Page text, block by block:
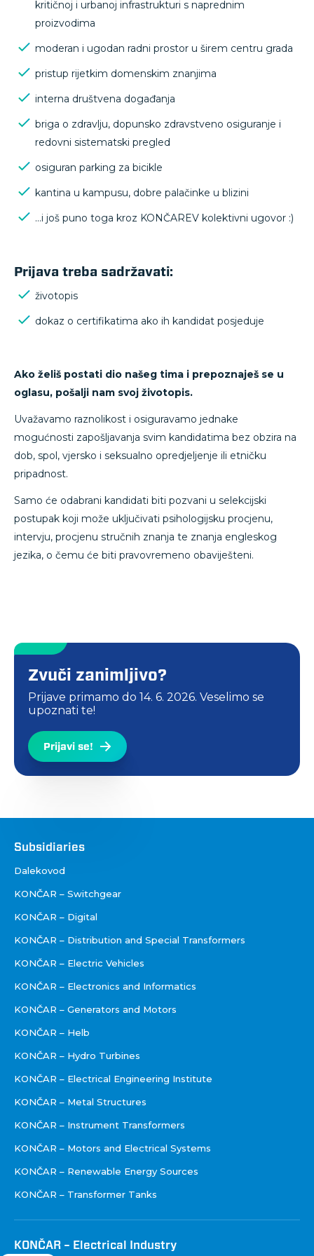
kritičnoj i urbanoj infrastrukturi s naprednim
proizvodima
moderan i ugodan radni prostor u širem centru grada
pristup rijetkim domenskim znanjima
interna društvena događanja
briga o zdravlju, dopunsko zdravstveno osiguranje i
redovni sistematski pregled
osiguran parking za bicikle
kantina u kampusu, dobre palačinke u blizini
…i još puno toga kroz KONČAREV kolektivni ugovor :)
Prijava treba sadržavati:
životopis
dokaz o certifikatima ako ih kandidat posjeduje
Ako želiš postati dio našeg tima i prepoznaješ se u
oglasu, pošalji nam svoj životopis.
Uvažavamo raznolikost i osiguravamo jednake
mogućnosti zapošljavanja svim kandidatima bez obzira na
dob, spol, vjersko i seksualno opredjeljenje ili etničku
pripadnost.
Samo će odabrani kandidati biti pozvani u selekcijski
postupak koji može uključivati psihologijsku procjenu,
intervju, procjenu stručnih znanja te znanja engleskog
jezika, o čemu će biti pravovremeno obaviješteni.
Zvuči zanimljivo?
Prijave primamo do 14. 6. 2026. Veselimo se
upoznati te!
Prijavi se!
Društva
Subsidiaries
Dalekovod
KONČAR – Switchgear
KONČAR – Digital
KONČAR – Distribution and Special Transformers
KONČAR – Electric Vehicles
KONČAR – Electronics and Informatics
KONČAR – Generators and Motors
KONČAR – Helb
KONČAR – Hydro Turbines
KONČAR – Electrical Engineering Institute
KONČAR – Metal Structures
KONČAR – Instrument Transformers
KONČAR – Motors and Electrical Systems
KONČAR – Renewable Energy Sources
KONČAR – Transformer Tanks
KONČAR – Electrical Industry